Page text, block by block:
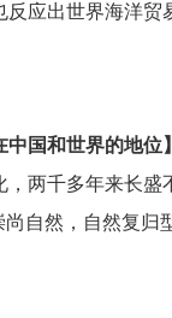
反应出世界海洋贸
中国和世界的地位】
，两千多年来长盛
尚自然，自然复归